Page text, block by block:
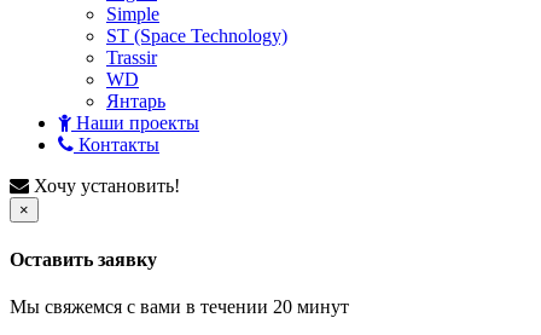
Simple
ST (Space Technology)
Trassir
WD
Янтарь
Наши проекты
Контакты
Хочу установить!
×
Оставить заявку
Мы свяжемся с вами в течении 20 минут